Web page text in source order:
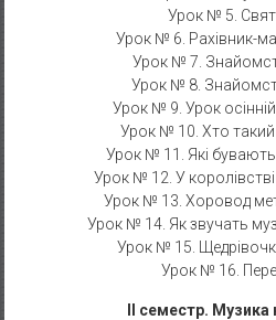
Урок № 5.
Урок № 6. Рахівник-
Урок № 7.
Урок № 8.
Урок № 9. Урок
Урок № 10. Хто
Урок № 11. Які бувають
Урок № 12. У королівстві
Урок № 13. Хоровод
Урок № 14. Як звучать
Урок № 15.
Урок № 16.
ІІ семестр.